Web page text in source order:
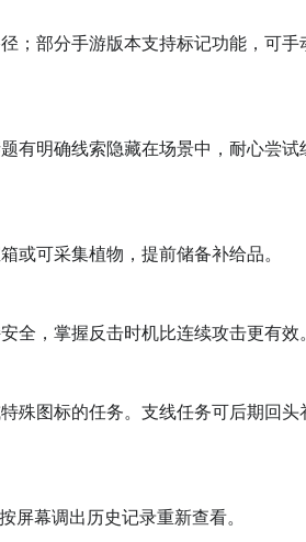
片(不需要背杰弗逊，但是可以顺便
，会自动合体，满7个开门给你一个
篝火，门口的篝火也相应点燃。集齐
拿到最后碎片(我拿大剑打的，满攻击
为【坏念头】，密码就在此数据点文本当中。
主7482”
玩家还不清楚死亡之们的密码是多少